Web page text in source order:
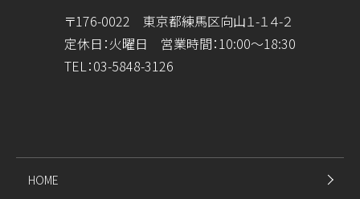
〒176-0022 東京都練馬区向山１-１４-２
定休日：火曜日 営業時間：10:00～18:30
TEL：03-5848-3126
HOME